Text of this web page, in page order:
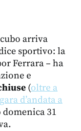
arriva
sportivo: la
Ferrara – ha
e
(oltre a
d’andata a
domenica 31